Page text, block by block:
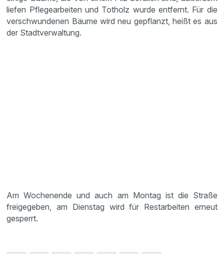
liefen Pflegearbeiten und Totholz wurde entfernt. Für die
verschwundenen Bäume wird neu gepflanzt, heißt es aus
der Stadtverwaltung.
Am Wochenende und auch am Montag ist die Straße
freigegeben, am Dienstag wird für Restarbeiten erneut
gesperrt.